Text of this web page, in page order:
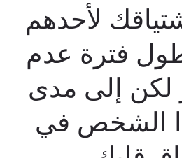
لأحدهم
فترة عدم
لكن إلى مدى
الشخص في